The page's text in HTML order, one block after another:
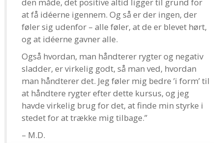
at få idéerne igennem. Og så er der ingen, der
føler sig udenfor – alle føler, at de er blevet hørt,
og at idéerne gavner alle.
Også hvordan, man håndterer rygter og negativ
sladder, er virkelig godt, så man ved, hvordan
man håndterer det. Jeg føler mig bedre ’i form’ til
at håndtere rygter efter dette kursus, og jeg
havde virkelig brug for det, at finde min styrke i
stedet for at trække mig tilbage.”
– M.D.